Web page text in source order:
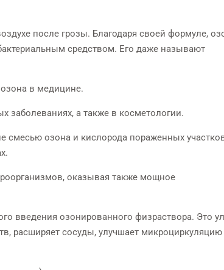
после грозы. Благодаря своей формуле,
средством. Его даже называют
в медицине.
заболеваниях, а также в косметологии.
смесью озона и кислорода пораженных
оказывая также мощное
введения озонированного физраствора. Это
расширяет сосуды, улучшает
для каждого
пациента
на мощном
AQUILION